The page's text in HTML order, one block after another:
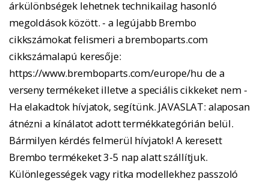
árkülönbségek lehetnek technikailag hasonló
megoldások között. - a legújabb Brembo
cikkszámokat felismeri a bremboparts.com
cikkszámalapú keresője:
https://www.bremboparts.com/europe/hu de a
verseny termékeket illetve a speciális cikkeket nem -
Ha elakadtok hívjatok, segítünk. JAVASLAT: alaposan
átnézni a kínálatot adott termékkategórián belül.
Bármilyen kérdés felmerül hívjatok! A keresett
Brembo termékeket 3-5 nap alatt szállítjuk.
Különlegességek vagy ritka modellekhez passzoló